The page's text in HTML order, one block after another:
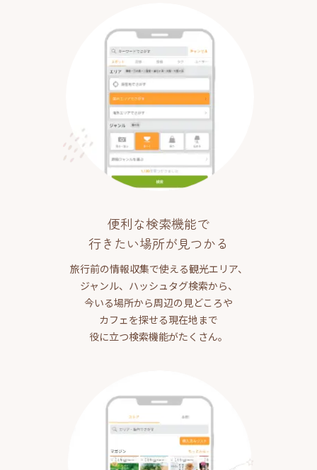
便利な検索機能で
行きたい場所が見つかる
旅行前の情報収集で使える観光エリア、
ジャンル、ハッシュタグ検索から、
今いる場所から周辺の見どころや
カフェを探せる現在地まで
役に立つ検索機能がたくさん。